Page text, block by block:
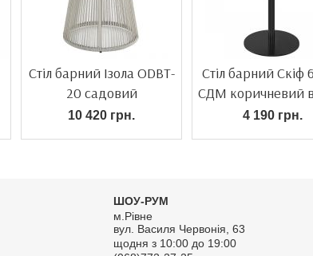
Стіл барний Ізола ODBT-
20 садовий
10 420 грн.
Стіл барний Скіф
СДМ коричневий
4 190 грн.
ШОУ-РУМ
м.Рівне
вул. Василя Червонія, 63
щодня з 10:00 до 19:00